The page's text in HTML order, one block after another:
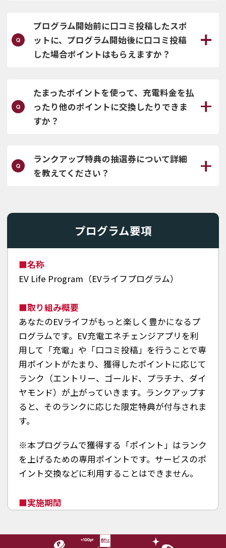
プログラム開始前に口コミ投稿したスポ
ットに、プログラム開始後に口コミ投稿
した場合ポイントはもらえますか？
たまったポイントを使って、充電料金を払
ったり他のポイントに交換したりできま
すか？
ランクアップ特典の抽選券について詳細
を教えてください？
プログラム要項
名称
EV Life Program（EVライフプログラム）
取り組み概要
あなたのEVライフがもっと楽しく豊かになるプ
ログラムです。EV充電エネチェンジアプリを利
用して「充電」や「口コミ投稿」を行うことで専
用ポイントがたまり、獲得したポイントに応じて
ランク（エントリー、ゴールド、プラチナ、ダイ
ヤモンド）が上がっていきます。ランクアップす
ると、そのランクに応じた限定特典が付与されま
す。
※本プログラムで獲得する「ポイント」はランク
を上げるための専用ポイントです。サービスのポ
イント交換などに利用することはできません。
実施期間
※ランクと獲得ポイントはシーズン中のみ有効で